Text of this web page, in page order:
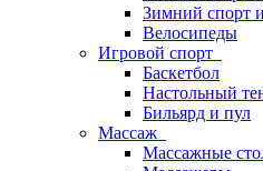
Зимний спорт
Велосипеды
Игровой спорт
Баскетбол
Настольный
Бильярд и пул
Массаж
Массажные